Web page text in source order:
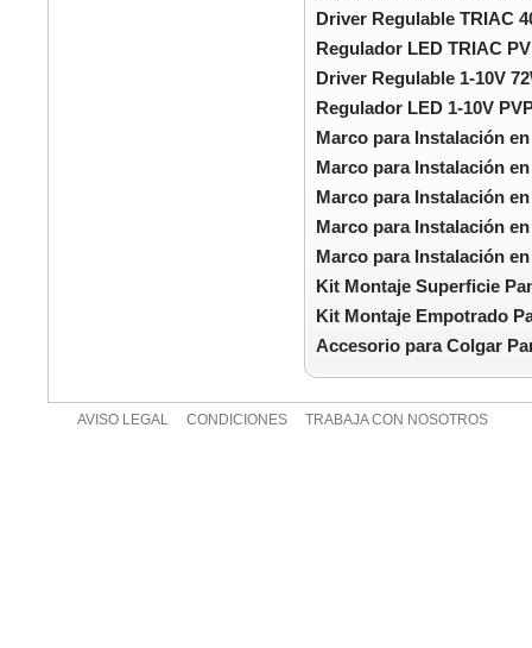
Driver Regulable TRIAC
Regulador LED TRIAC
Driver Regulable 1-10V
Regulador LED 1-10V
Marco para Instalación
Marco para Instalación
Marco para Instalación
Marco para Instalación
Marco para Instalación
Kit Montaje Superficie
Kit Montaje Empotrado
Accesorio para Colgar
AVISO LEGAL CONDICIONES TRABAJA CON NOSOTROS